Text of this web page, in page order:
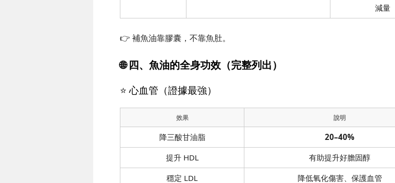
減量
👉 補魚油靠膠囊，不靠魚肚。
🌐 四、魚油的全身功效（完整列出）
⭐ 心血管（證據最強）
效果 說明
降三酸甘油脂
20–40%
提升 HDL
有助提升好膽固醇
穩定 LDL
降低氧化傷害、保護血管